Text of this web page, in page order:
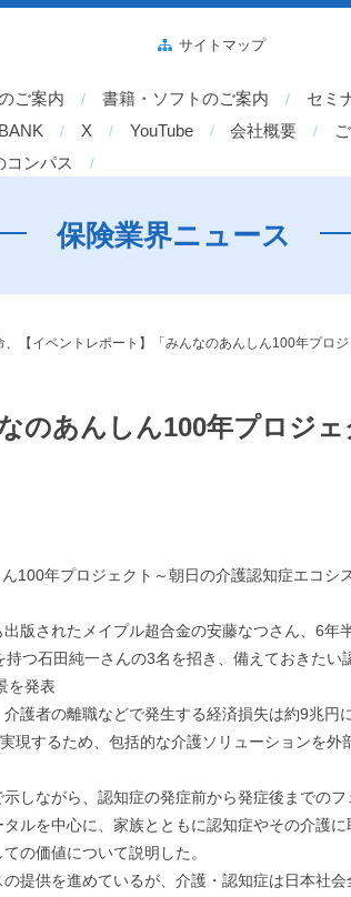
ご案内 書籍・ソフトのご案内 セミ
X YouTube 会社概要
コンパス
サイトマップ
保険業界ニュース
、【イベントレポート】「みんなのあんしん100年プロ
のあんしん100年プロジ
100年プロジェクト～朝日の介護認知症エコ
版されたメイプル超合金の安藤なつさん、6
つ石田純一さんの3名を招き、備えておきたい
を発表
護者の離職などで発生する経済損失は約9兆
するため、包括的な介護ソリューションを外
しながら、認知症の発症前から発症後までのフ
ルを中心に、家族とともに認知症やその介護
の価値について説明した。
提供を進めているが、介護・認知症は日本社